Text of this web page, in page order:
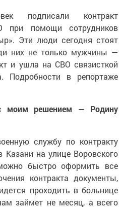
подписали контракт
при помощи сотрудников
Эти люди сегодня стоят
них не только мужчины —
и ушла на СВО связисткой
Подробности в репортаже
моим решением — Родину
службу по контракту
Казани на улице Воровского
быстро оформить все
контракта документы,
проходить в больнице
займет не месяц, а всего